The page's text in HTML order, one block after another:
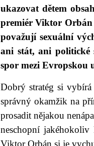
ukazovat dětem
premiér Viktor Orbán
považují sexuální
ani stát, ani politické
spor mezi Evropskou
Dobrý stratég si
správný okamžik na
prosadit nějakou
neschopní jakéhokoliv
Viktor Orbán si je